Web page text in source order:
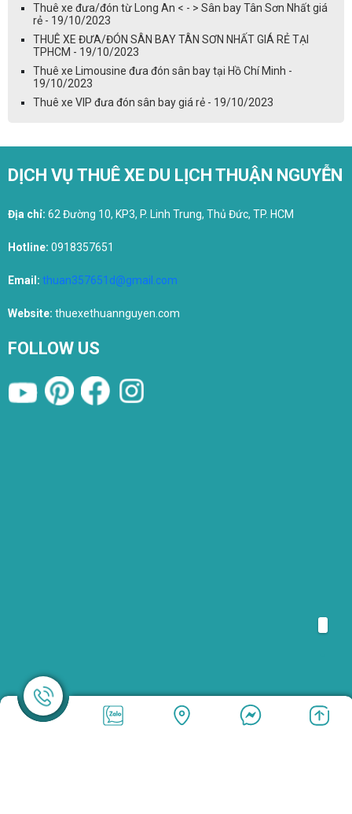
Thuê xe đưa/đón từ Long An < - > Sân bay Tân Sơn Nhất giá
rẻ - 19/10/2023
THUÊ XE ĐƯA/ĐÓN SÂN BAY TÂN SƠN NHẤT GIÁ RẺ TẠI
TPHCM - 19/10/2023
Thuê xe Limousine đưa đón sân bay tại Hồ Chí Minh -
19/10/2023
Thuê xe VIP đưa đón sân bay giá rẻ - 19/10/2023
DỊCH VỤ THUÊ XE DU LỊCH THUẬN NGUYỄN
Địa chỉ: 62 Đường 10, KP3, P. Linh Trung, Thủ Đức, TP. HCM
Hotline: 0918357651
Email: thuan357651d@gmail.com
Website: thuexethuannguyen.com
FOLLOW US